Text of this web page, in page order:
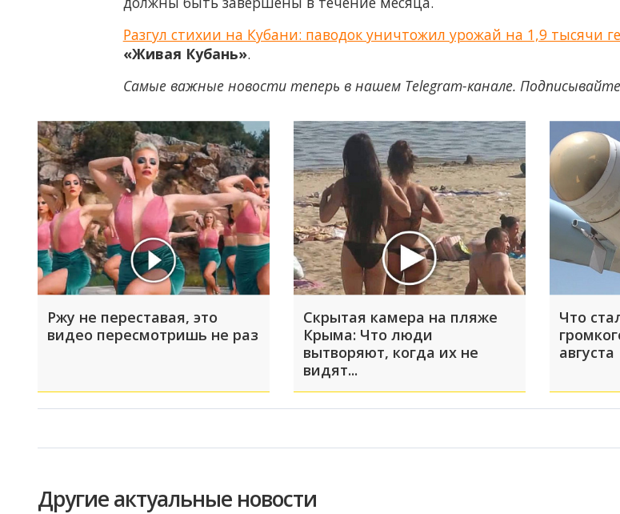
Разгул стихии на Кубани: паводок уничтожил урожай на 1,9 тысячи
«Живая Кубань».
Самые важные новости теперь в нашем Telegram-канале.
Ржу не переставая, это
видео пересмотришь не раз
Скрытая камера на пляже
Крыма: Что люди
вытворяют, когда их не
видят...
Что
августа
Другие актуальные новости